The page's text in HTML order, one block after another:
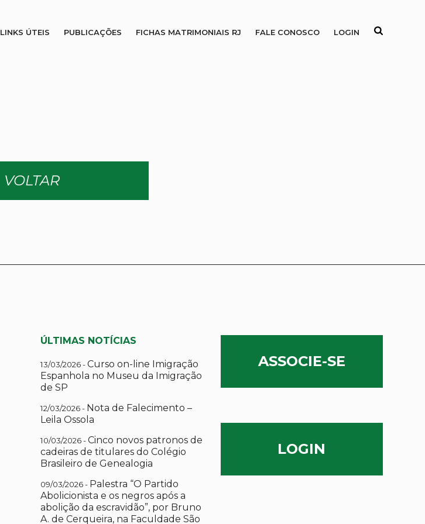
LINKS ÚTEIS PUBLICAÇÕES FICHAS MATRIMONIAIS RJ FALE CONOSCO LOGIN
VOLTAR
ÚLTIMAS NOTÍCIAS
13/03/2026 -Curso on-line Imigração
Espanhola no Museu da Imigração
de SP
12/03/2026 - Nota de Falecimento –
Leila Ossola
10/03/2026 -Cinco novos patronos de
cadeiras de titulares do Colégio
Brasileiro de Genealogia
09/03/2026 - Palestra “O Partido
Abolicionista e os negros após a
abolição da escravidão”, por Bruno
A. de Cerqueira, na Faculdade São
ASSOCIE-SE
LOGIN